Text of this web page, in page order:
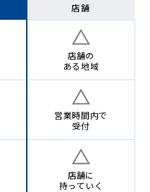
店舗
店舗の
ある地域
営業時間内で
受付
店舗に
持っていく